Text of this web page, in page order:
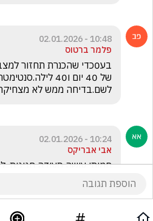
10:48 - 02.01.2026
פלמר ברטוס
לשם.בדיחה ממש לא
10:24 - 02.01.2026
אבי אבריקס
חמותי עושה סעודה חגיגית